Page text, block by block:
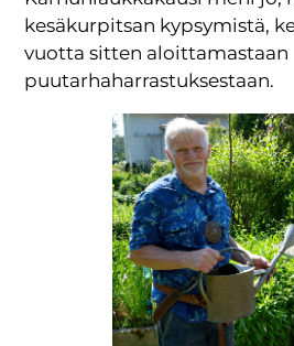
kesäkurpitsan kypsymistä,
vuotta sitten aloittamastaan
puutarhaharrastuksestaan.